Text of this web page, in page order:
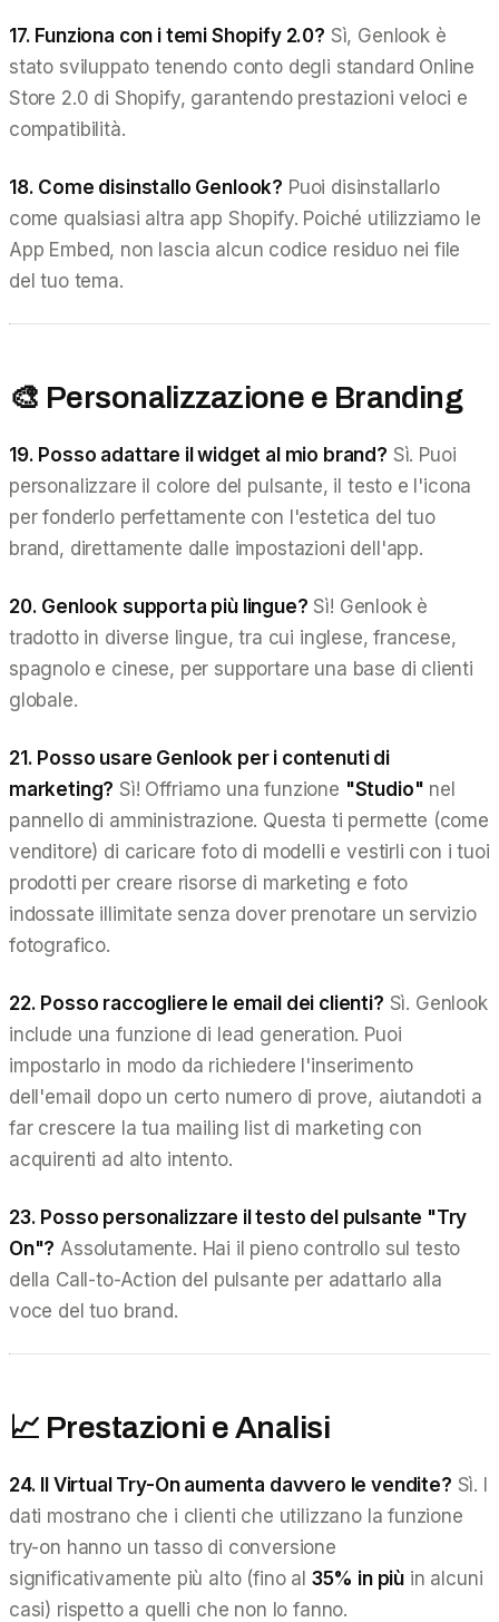
17. Funziona con i temi Shopify 2.0? Sì, Genlook è
stato sviluppato tenendo conto degli standard Online
Store 2.0 di Shopify, garantendo prestazioni veloci e
compatibilità.
18. Come disinstallo Genlook? Puoi disinstallarlo
come qualsiasi altra app Shopify. Poiché utilizziamo le
App Embed, non lascia alcun codice residuo nei file
del tuo tema.
🎨 Personalizzazione e Branding
19. Posso adattare il widget al mio brand? Sì. Puoi
personalizzare il colore del pulsante, il testo e l'icona
per fonderlo perfettamente con l'estetica del tuo
brand, direttamente dalle impostazioni dell'app.
20. Genlook supporta più lingue? Sì! Genlook è
tradotto in diverse lingue, tra cui inglese, francese,
spagnolo e cinese, per supportare una base di clienti
globale.
21. Posso usare Genlook per i contenuti di
marketing? Sì! Offriamo una funzione "Studio" nel
pannello di amministrazione. Questa ti permette (come
venditore) di caricare foto di modelli e vestirli con i tuoi
prodotti per creare risorse di marketing e foto
indossate illimitate senza dover prenotare un servizio
fotografico.
22. Posso raccogliere le email dei clienti? Sì. Genlook
include una funzione di lead generation. Puoi
impostarlo in modo da richiedere l'inserimento
dell'email dopo un certo numero di prove, aiutandoti a
far crescere la tua mailing list di marketing con
acquirenti ad alto intento.
23. Posso personalizzare il testo del pulsante "Try
On"? Assolutamente. Hai il pieno controllo sul testo
della Call-to-Action del pulsante per adattarlo alla
voce del tuo brand.
📈 Prestazioni e Analisi
24. Il Virtual Try-On aumenta davvero le vendite? Sì. I
dati mostrano che i clienti che utilizzano la funzione
try-on hanno un tasso di conversione
significativamente più alto (fino al 35% in più in alcuni
casi) rispetto a quelli che non lo fanno.